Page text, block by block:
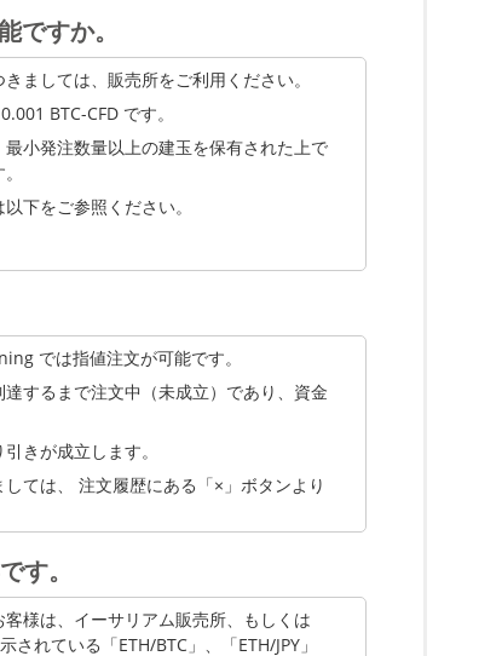
が反映されます。
0.00000001
0.000001 80,000
無
0.00000001 40,000
0.0001 80
0.00000001 30,000
0.00000001 35,000
無
0.01 25,000
無
0.001
0.01 150,000
無
ですか。
ましては、販売所をご利用ください。
BTC-CFD です。
小発注数量以上の建玉を保有された上で
下をご参照ください。
では指値注文が可能です。
するまで注文中（未成立）であり、資金
きが成立します。
ては、 注文履歴にある「×」ボタンより
す。
様は、イーサリアム販売所、もしくは
れている「ETH/BTC」、「ETH/JPY」